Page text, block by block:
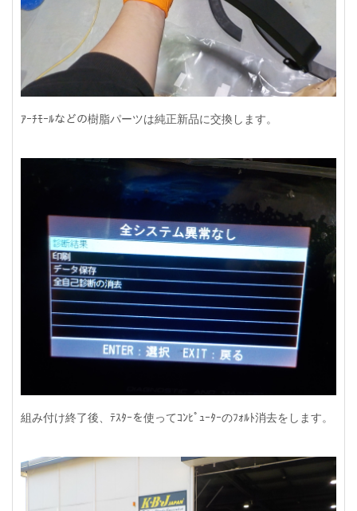
ｱｰﾁﾓｰﾙなどの樹脂パーツは純正新品に交換します。
組み付け終了後、ﾃｽﾀｰを使ってｺﾝﾋﾟｭｰﾀｰのﾌｫﾙﾄ消去をします。